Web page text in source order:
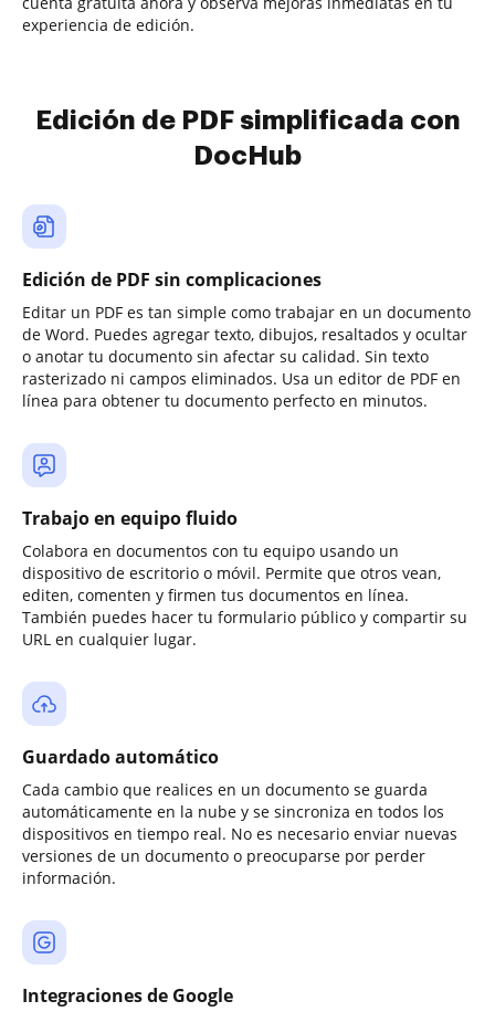
experiencia de edición.
Edición de PDF simplificada con
DocHub
Edición de PDF sin complicaciones
Editar un PDF es tan simple como trabajar en un documento
de Word. Puedes agregar texto, dibujos, resaltados y ocultar
o anotar tu documento sin afectar su calidad. Sin texto
rasterizado ni campos eliminados. Usa un editor de PDF en
línea para obtener tu documento perfecto en minutos.
Trabajo en equipo fluido
Colabora en documentos con tu equipo usando un
dispositivo de escritorio o móvil. Permite que otros vean,
editen, comenten y firmen tus documentos en línea.
También puedes hacer tu formulario público y compartir su
URL en cualquier lugar.
Guardado automático
Cada cambio que realices en un documento se guarda
automáticamente en la nube y se sincroniza en todos los
dispositivos en tiempo real. No es necesario enviar nuevas
versiones de un documento o preocuparse por perder
información.
Integraciones de Google